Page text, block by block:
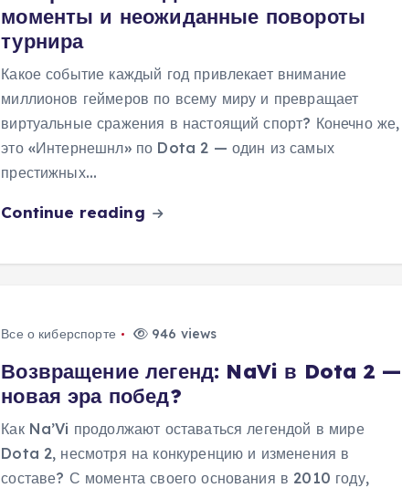
моменты и неожиданные повороты
турнира
Какое событие каждый год привлекает внимание
миллионов геймеров по всему миру и превращает
виртуальные сражения в настоящий спорт? Конечно же,
это «Интернешнл» по Dota 2 — один из самых
престижных…
Continue reading
Все о киберспорте 946 views
Возвращение легенд: NaVi в Dota 2 —
новая эра побед?
Как Na’Vi продолжают оставаться легендой в мире
Dota 2, несмотря на конкуренцию и изменения в
составе? С момента своего основания в 2010 году,